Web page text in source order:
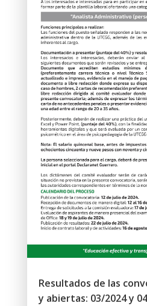
Resultados de las
y abiertas: 03/2024 y